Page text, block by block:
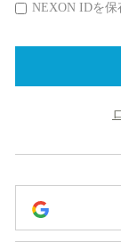
NEXON IDを保